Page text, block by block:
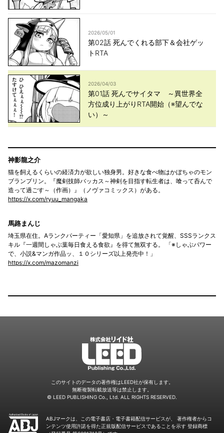
2026/05/01
第02話 死んでくれる部下＆会社ゲッ
トRTA
2026/04/03
第01話 死んでサイタマ ～異世界全
方位成り上がりRTA開始（※望んでな
い）～
神影龍之介
猫を飼えるくらいの経済力が欲しい独身男。好きな食べ物はかぼちゃのモン
ブランプリン。『魔剣技師バッカス～神剣を目指す転生者は、喰って呑んで
造って過ごす～（作画）』（ノヴァコミックス）がある。
https://x.com/ryuu_mangaka
馬路まんじ
埼玉県在住。Aランクパーティー「愛知県」を追放されて覚醒、SSSランクス
キル『一週間しゃぶ葉毎日食える食欲』を得て無双する。 「※しゃぶパワー
で、小説&マンガ作品ッ、１０シリーズ以上発売中！」
https://x.com/mazomanzi
LEED
このサイトのデータの著作権はLEED社が保有します。
無断複製転載放送等は禁止します。
© LEED PUBLISHING Co., Ltd. ALL RIGHTS RESERVED.
ABJマークは、この電子書店・電子書籍配信サービスが、
著作権者からコ
ンテンツ使用許諾を得た正規版配信サービスであることを示す 登録商標